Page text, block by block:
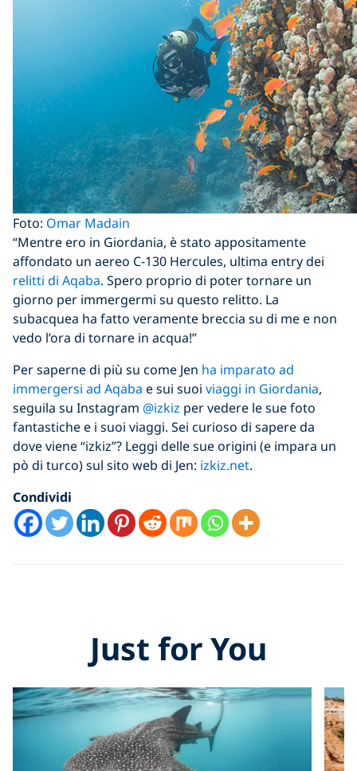
Foto: Omar Madain
“Mentre ero in Giordania, è stato appositamente
affondato un aereo C-130 Hercules, ultima entry dei
relitti di Aqaba. Spero proprio di poter tornare un
giorno per immergermi su questo relitto. La
subacquea ha fatto veramente breccia su di me e non
vedo l’ora di tornare in acqua!”
Per saperne di più su come Jen ha imparato ad
immergersi ad Aqaba e sui suoi viaggi in Giordania,
seguila su Instagram @izkiz per vedere le sue foto
fantastiche e i suoi viaggi. Sei curioso di sapere da
dove viene “izkiz”? Leggi delle sue origini (e impara un
pò di turco) sul sito web di Jen: izkiz.net.
Condividi
Just for You